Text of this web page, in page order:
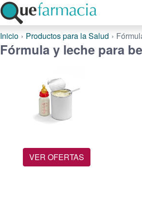
Inicio Productos para la Salud
Fórmula y leche para
VER OFERTAS